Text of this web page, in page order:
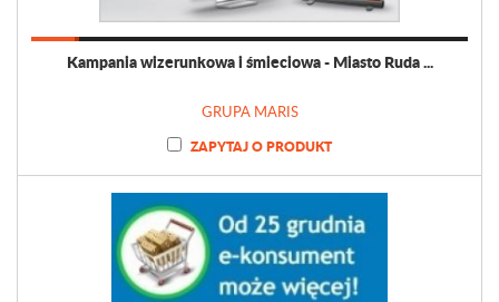
Kampania wizerunkowa i śmieciowa - Miasto Ruda ...
GRUPA MARIS
ZAPYTAJ O PRODUKT